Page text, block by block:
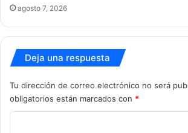
agosto 7, 2026
Deja una respuesta
Tu dirección de correo electrónico no será
obligatorios están marcados con *